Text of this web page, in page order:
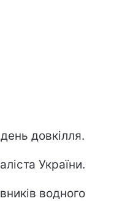
довкілля.
України.
водного